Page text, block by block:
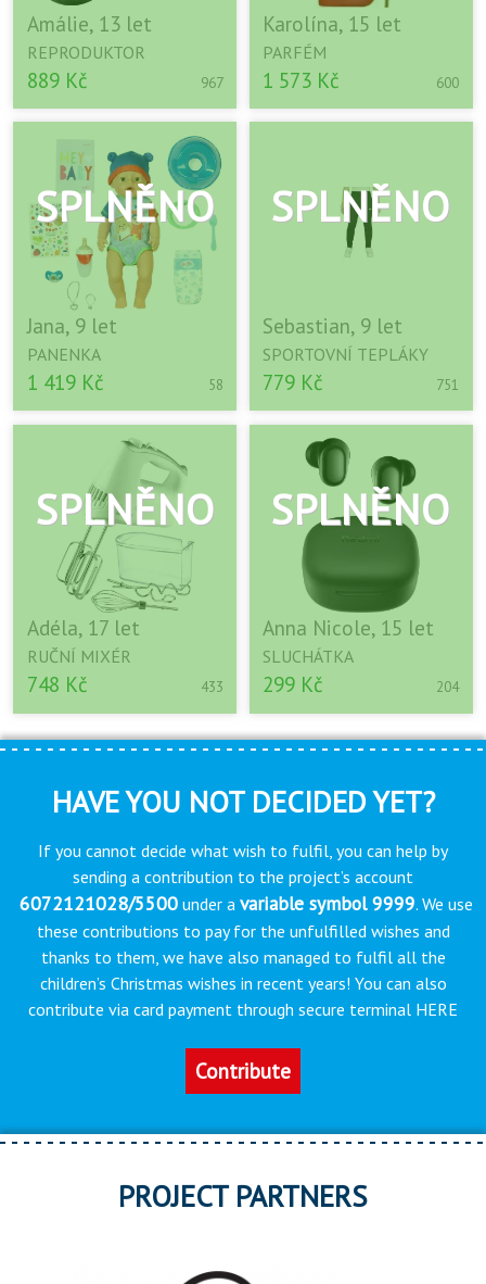
Amálie, 13 let
REPRODUKTOR
889 Kč 967
Karolína, 15 let
PARFÉM
1 573 Kč 600
Jana, 9 let
PANENKA
1 419 Kč 58
Sebastian, 9 let
SPORTOVNÍ TEPLÁKY
779 Kč 751
Adéla, 17 let
RUČNÍ MIXÉR
748 Kč 433
Anna Nicole, 15 let
SLUCHÁTKA
299 Kč 204
HAVE YOU NOT DECIDED YET?
If you cannot decide what wish to fulfil, you can help by
sending a contribution to the project’s account
6072121028/5500under a variable symbol 9999. We use
these contributions to pay for the unfulfilled wishes and
thanks to them, we have also managed to fulfil all the
children’s Christmas wishes in recent years! You can also
contribute via card payment through secure terminal HERE
Contribute
PROJECT PARTNERS